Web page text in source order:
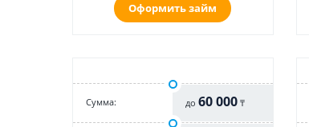
Оформить займ
Cумма: до60 000 ₸